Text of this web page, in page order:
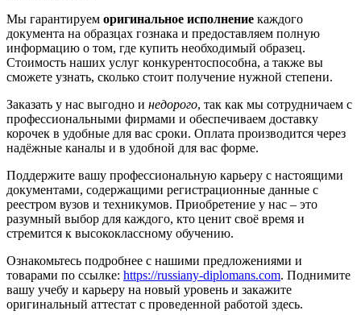
Мы гарантируем оригинальное исполнение каждого
документа на образцах гознака и предоставляем полную
информацию о том, где купить необходимый образец.
Стоимость наших услуг конкурентоспособна, а также вы
сможете узнать, сколько стоит получение нужной степени.
Заказать у нас выгодно и недорого, так как мы сотрудничаем с
профессиональными фирмами и обеспечиваем доставку
корочек в удобные для вас сроки. Оплата производится через
надёжные каналы и в удобной для вас форме.
Поддержите вашу профессиональную карьеру с настоящими
документами, содержащими регистрационные данные с
реестром вузов и техникумов. Приобретение у нас – это
разумный выбор для каждого, кто ценит своё время и
стремится к высококлассному обучению.
Ознакомьтесь подробнее с нашими предложениями и
товарами по ссылке: https://russiany-diplomans.com. Поднимите
вашу учебу и карьеру на новый уровень и закажите
оригинальный аттестат с проведенной работой здесь.